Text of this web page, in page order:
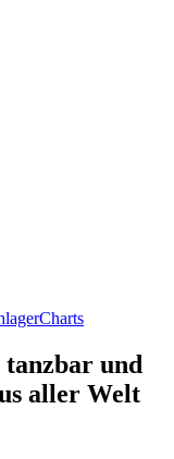
Charts
und
aller Welt